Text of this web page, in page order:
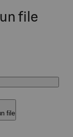
file
file